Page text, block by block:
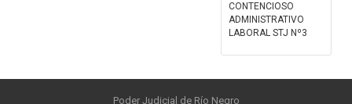
CONTENCIOSO
ADMINISTRATIVO
LABORAL STJ Nº3